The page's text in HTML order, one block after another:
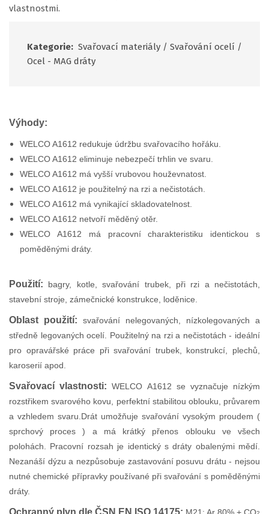
vlastnostmi.
Kategorie: Svařovací materiály / Svařování ocelí /
Ocel - MAG dráty
Výhody:
WELCO A1612 redukuje údržbu svařovacího hořáku.
WELCO A1612 eliminuje nebezpečí trhlin ve svaru.
WELCO A1612 má vyšší vrubovou houževnatost.
WELCO A1612 je použitelný na rzi a nečistotách.
WELCO A1612 má vynikající skladovatelnost.
WELCO A1612 netvoří měděný otěr.
WELCO A1612 má pracovní charakteristiku identickou s
poměděnými dráty.
Použití: bagry, kotle, svařování trubek, při rzi a nečistotách,
stavební stroje, zámečnické konstrukce, loděnice.
Oblast použití: svařování nelegovaných, nízkolegovaných a
středně legovaných ocelí. Použitelný na rzi a nečistotách - ideální
pro opravářské práce při svařování trubek, konstrukcí, plechů,
karoserií apod.
Svařovací vlastnosti: WELCO A1612 se vyznačuje nízkým
rozstřikem svarového kovu, perfektní stabilitou oblouku, průvarem
a vzhledem svaru.Drát umožňuje svařování vysokým proudem (
sprchový proces ) a má krátký přenos oblouku ve všech
polohách. Pracovní rozsah je identický s dráty obalenými mědí.
Nezanáší dýzu a nezpůsobuje zastavování posuvu drátu - nejsou
nutné chemické přípravky používané při svařování s poměděnými
dráty.
Ochranný plyn dle ČSN EN ISO 14175: M21: Ar 80% + CO